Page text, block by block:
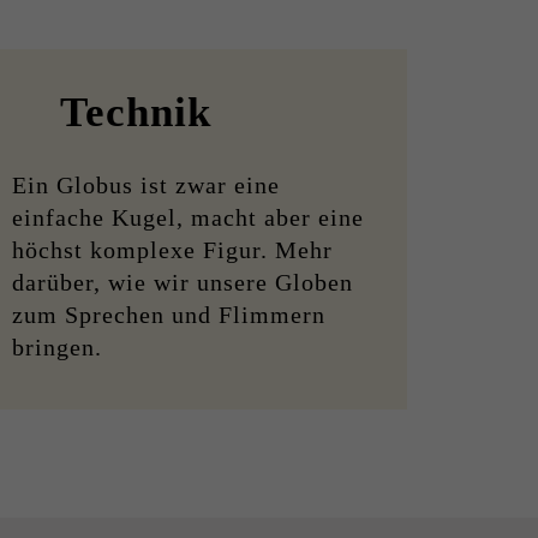
Technik
Ein Globus ist zwar eine
einfache Kugel, macht aber eine
höchst komplexe Figur. Mehr
darüber, wie wir unsere Globen
zum Sprechen und Flimmern
bringen.